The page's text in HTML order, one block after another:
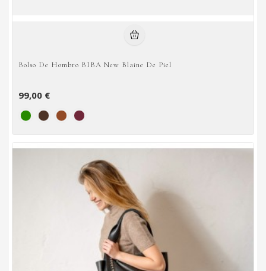
Bolso De Hombro BIBA New Blaine De Piel
99,00 €